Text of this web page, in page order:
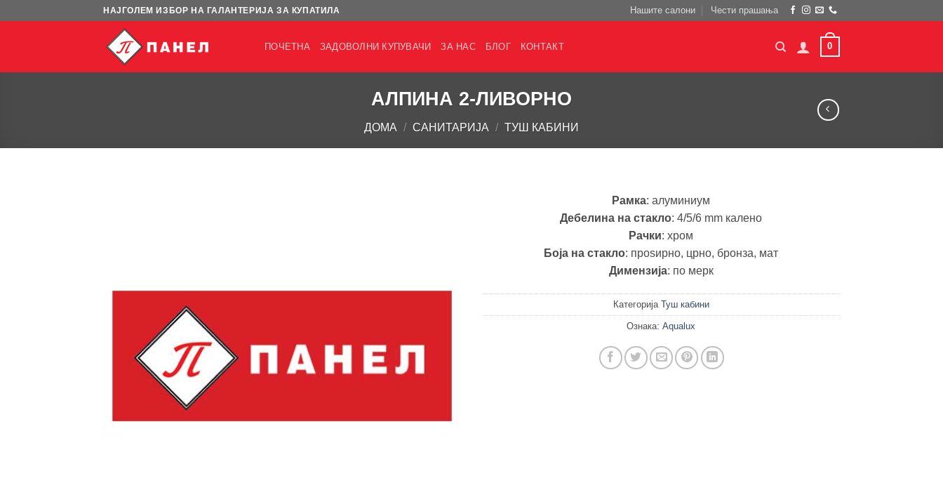
НАЈГОЛЕМ ИЗБОР НА ГАЛАНТЕРИЈА ЗА КУПАТИЛА Нашите салони Чести прашања
ПОЧЕТНА ЗАДОВОЛНИ КУПУВАЧИ ЗА НАС БЛОГ КОНТАКТ 0
АЛПИНА 2-ЛИВОРНО
ДОМА / САНИТАРИЈА / ТУШ КАБИНИ
Рамка: алуминиум
Дебелина на стакло: 4/5/6 mm калено
Рачки: хром
Боја на стакло: проѕирно, црно, бронза, мат
Димензија: по мерк
Категорија Туш кабини
Ознака: Aqualux